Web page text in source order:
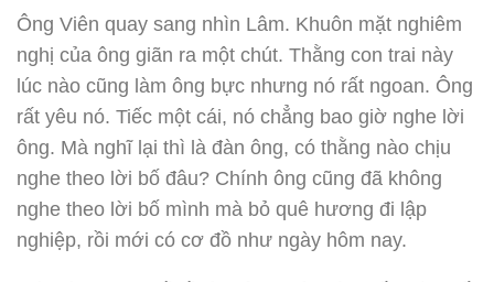
Ông Viên quay sang nhìn Lâm. Khuôn mặt nghiêm
nghị của ông giãn ra một chút. Thằng con trai này
lúc nào cũng làm ông bực nhưng nó rất ngoan. Ông
rất yêu nó. Tiếc một cái, nó chẳng bao giờ nghe lời
ông. Mà nghĩ lại thì là đàn ông, có thằng nào chịu
nghe theo lời bố đâu? Chính ông cũng đã không
nghe theo lời bố mình mà bỏ quê hương đi lập
nghiệp, rồi mới có cơ đồ như ngày hôm nay.